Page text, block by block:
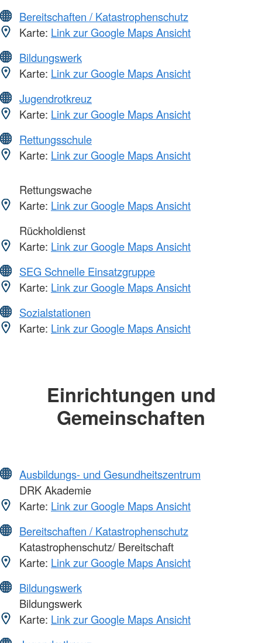
Bereitschaften / Katastrophenschutz
Karte: Link zur Google Maps Ansicht
Bildungswerk
Karte: Link zur Google Maps Ansicht
Jugendrotkreuz
Karte: Link zur Google Maps Ansicht
Rettungsschule
Karte: Link zur Google Maps Ansicht
Rettungswache
Karte: Link zur Google Maps Ansicht
Rückholdienst
Karte: Link zur Google Maps Ansicht
SEG Schnelle Einsatzgruppe
Karte: Link zur Google Maps Ansicht
Sozialstationen
Karte: Link zur Google Maps Ansicht
Einrichtungen und
Gemeinschaften
Ausbildungs- und Gesundheitszentrum
DRK Akademie
Karte: Link zur Google Maps Ansicht
Bereitschaften / Katastrophenschutz
Katastrophenschutz/ Bereitschaft
Karte: Link zur Google Maps Ansicht
Bildungswerk
Bildungswerk
Karte: Link zur Google Maps Ansicht